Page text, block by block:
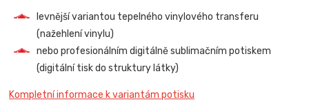
levnější variantou tepelného vinylového transferu
(nažehlení vinylu)
nebo profesionálním digitálně sublimačním potiskem
(digitální tisk do struktury látky)
Kompletní informace k variantám potisku